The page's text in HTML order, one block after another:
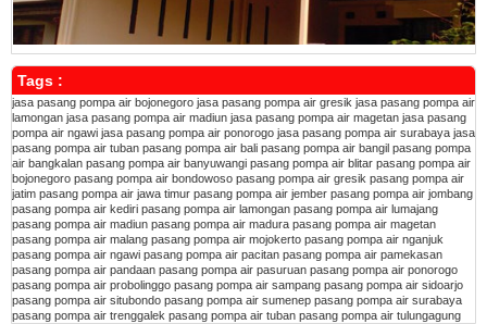
Tags :
jasa pasang pompa air bojonegoro jasa pasang pompa air gresik jasa pasang pompa air
lamongan jasa pasang pompa air madiun jasa pasang pompa air magetan jasa pasang
pompa air ngawi jasa pasang pompa air ponorogo jasa pasang pompa air surabaya jasa
pasang pompa air tuban pasang pompa air bali pasang pompa air bangil pasang pompa
air bangkalan pasang pompa air banyuwangi pasang pompa air blitar pasang pompa air
bojonegoro pasang pompa air bondowoso pasang pompa air gresik pasang pompa air
jatim pasang pompa air jawa timur pasang pompa air jember pasang pompa air jombang
pasang pompa air kediri pasang pompa air lamongan pasang pompa air lumajang
pasang pompa air madiun pasang pompa air madura pasang pompa air magetan
pasang pompa air malang pasang pompa air mojokerto pasang pompa air nganjuk
pasang pompa air ngawi pasang pompa air pacitan pasang pompa air pamekasan
pasang pompa air pandaan pasang pompa air pasuruan pasang pompa air ponorogo
pasang pompa air probolinggo pasang pompa air sampang pasang pompa air sidoarjo
pasang pompa air situbondo pasang pompa air sumenep pasang pompa air surabaya
pasang pompa air trenggalek pasang pompa air tuban pasang pompa air tulungagung